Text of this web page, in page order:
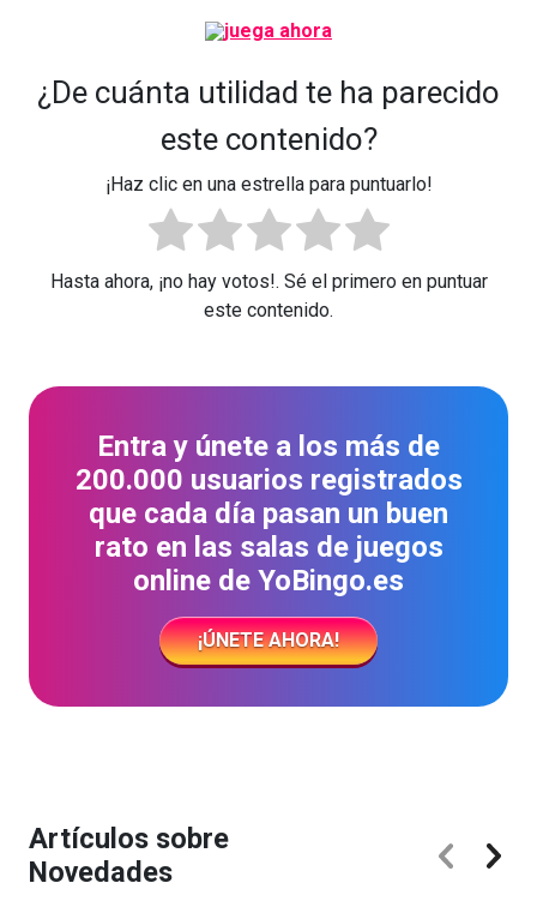
¿De cuánta utilidad te ha parecido
este contenido?
¡Haz clic en una estrella para puntuarlo!
Hasta ahora, ¡no hay votos!. Sé el primero en puntuar
este contenido.
Entra y únete a los más de
200.000 usuarios registrados
que cada día pasan un buen
rato en las salas de juegos
online de YoBingo.es
¡ÚNETE AHORA!
Artículos sobre
Novedades